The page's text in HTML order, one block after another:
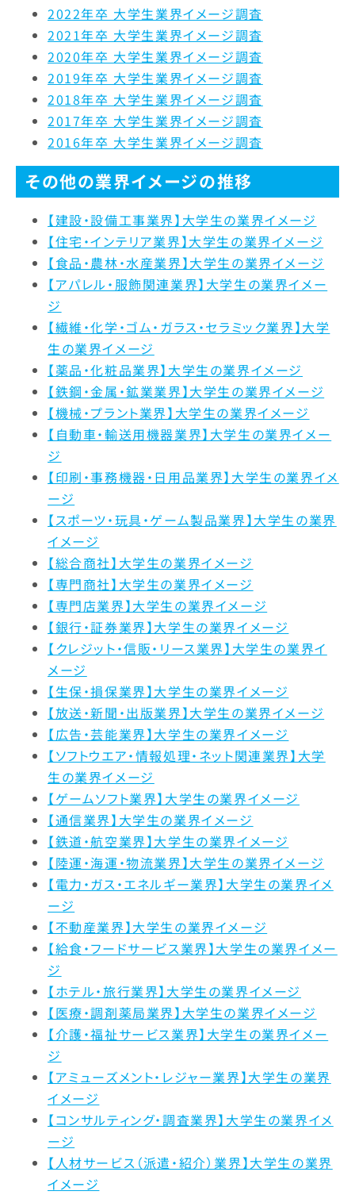
女性の活躍 7.8% 17.8%
福利厚生制度 3.4% 5.2%
定着率 13.4% 7.6%
社会全体への影響力 1.8% 1.7%
人の役に立つ 2.3% 1.1%
実力主義・能力主義 3.1% 3.0%
仕事の魅力 7.3% 14.7%
自己成長 2.3% 3.0%
人材の質 3.1% 1.7%
明るさ・楽しさ 9.7% 6.6%
職場の人間関係
給与・待遇 7.8% 5.0% 9.3%
休日・休暇・
労働時間
12.5% 14.1%
女性の活躍 13.3% 22.4%
福利厚生制度 3.9% 4.7% 4.1%
定着率 9.1% 8.6% 4.7%
2022年卒 大学生業界イメージ調査
2021年卒 大学生業界イメージ調査
2020年卒 大学生業界イメージ調査
2019年卒 大学生業界イメージ調査
2018年卒 大学生業界イメージ調査
2017年卒 大学生業界イメージ調査
2016年卒 大学生業界イメージ調査
その他の業界イメージの推移
【建設・設備工事業界】大学生の業界イメージ
【住宅・インテリア業界】大学生の業界イメージ
【食品・農林・水産業界】大学生の業界イメージ
【アパレル・服飾関連業界】大学生の業界イメー
ジ
【繊維・化学・ゴム・ガラス・セラミック業界】大学
生の業界イメージ
【薬品・化粧品業界】大学生の業界イメージ
【鉄鋼・金属・鉱業業界】大学生の業界イメージ
【機械・プラント業界】大学生の業界イメージ
【自動車・輸送用機器業界】大学生の業界イメー
ジ
【印刷・事務機器・日用品業界】大学生の業界イメ
ージ
【スポーツ・玩具・ゲーム製品業界】大学生の業界
イメージ
【総合商社】大学生の業界イメージ
【専門商社】大学生の業界イメージ
【専門店業界】大学生の業界イメージ
【銀行・証券業界】大学生の業界イメージ
【クレジット・信販・リース業界】大学生の業界イ
メージ
【生保・損保業界】大学生の業界イメージ
【放送・新聞・出版業界】大学生の業界イメージ
【広告・芸能業界】大学生の業界イメージ
【ソフトウエア・情報処理・ネット関連業界】大学
生の業界イメージ
【ゲームソフト業界】大学生の業界イメージ
【通信業界】大学生の業界イメージ
【鉄道・航空業界】大学生の業界イメージ
【陸運・海運・物流業界】大学生の業界イメージ
【電力・ガス・エネルギー業界】大学生の業界イメ
ージ
【不動産業界】大学生の業界イメージ
【給食・フードサービス業界】大学生の業界イメー
ジ
【ホテル・旅行業界】大学生の業界イメージ
【医療・調剤薬局業界】大学生の業界イメージ
【介護・福祉サービス業界】大学生の業界イメー
ジ
【アミューズメント・レジャー業界】大学生の業界
イメージ
【コンサルティング・調査業界】大学生の業界イメ
ージ
【人材サービス（派遣・紹介）業界】大学生の業界
イメージ